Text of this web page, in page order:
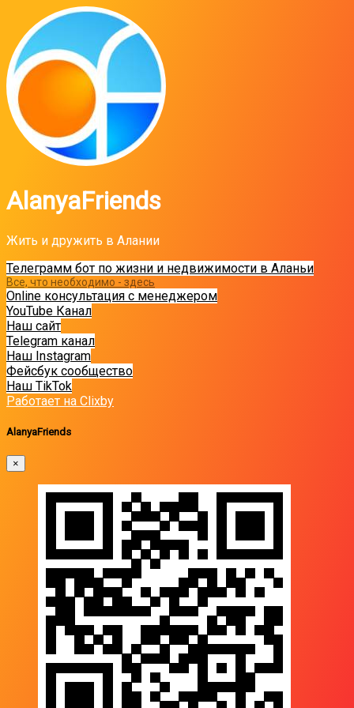
AlanyaFriends
Жить и дружить в Алании
Телеграмм бот по жизни и недвижимости в Аланьи
Все, что необходимо - здесь
Online консультация с менеджером
YouTube Канал
Наш сайт
Telegram канал
Наш Instagram
Фейсбук сообщество
Наш TikTok
Работает на Clixby
AlanyaFriends
×